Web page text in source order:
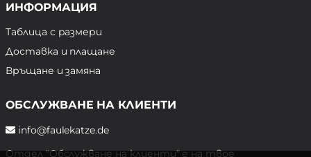
ИНФОРМАЦИЯ
Таблица с размери
Доставка и плащане
Връщане и замяна
ОБСЛУЖВАНЕ НА КЛИЕНТИ
info@faulekatze.de
Отдел "Обслужване на клиенти" е на твое